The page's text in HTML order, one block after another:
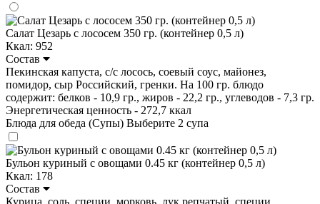
Салат Цезарь с лососем 350 гр. (контейнер 0,5 л)
Ккал: 952
Состав
Пекинская капуста, с/с лосось, соевый соус, майонез,
помидор, сыр Российский, гренки. На 100 гр. блюдо
содержит: белков - 10,9 гр., жиров - 22,2 гр., углеводов - 7,3 гр.
Энергетическая ценность - 272,7 ккал
Блюда для обеда (Супы) Выберите 2 супа
Бульон куриный с овощами 0.45 кг (контейнер 0,5 л)
Ккал: 178
Состав
Курица, соль, специи, морковь, лук репчатый, специи,